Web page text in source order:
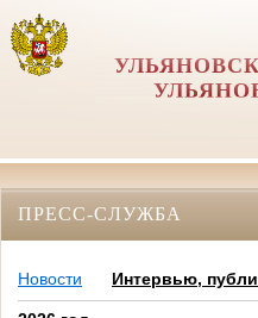
ПРЕСС-СЛУЖБА
Новости Интервью,